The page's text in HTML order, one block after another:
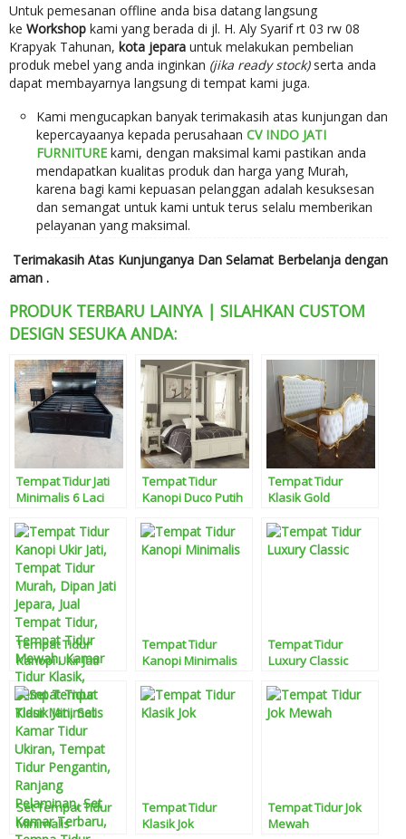
Untuk pemesanan offline anda bisa datang langsung
ke Workshop kami yang berada di jl. H. Aly Syarif rt 03 rw 08
Krapyak Tahunan, kota jepara untuk melakukan pembelian
produk mebel yang anda inginkan (jika ready stock)serta anda
dapat membayarnya langsung di tempat kami juga.
Kami mengucapkan banyak terimakasih atas kunjungan dan
kepercayaanya kepada perusahaan CV INDO JATI
FURNITURE kami, dengan maksimal kami pastikan anda
mendapatkan kualitas produk dan harga yang Murah,
karena bagi kami kepuasan pelanggan adalah kesuksesan
dan semangat untuk kami untuk terus selalu memberikan
pelayanan yang maksimal.
Terimakasih Atas Kunjunganya Dan Selamat Berbelanja dengan
aman .
PRODUK TERBARU LAINYA | SILAHKAN CUSTOM
DESIGN SESUKA ANDA:
Tempat Tidur Jati
Minimalis 6 Laci
Tempat Tidur
Kanopi Duco Putih
Tempat Tidur
Klasik Gold
Tempat Tidur
Kanopi Ukir Jati
Tempat Tidur
Kanopi Minimalis
Tempat Tidur
Luxury Classic
Set Tempat Tidur
Minimalis
Tempat Tidur
Klasik Jok
Tempat Tidur Jok
Mewah